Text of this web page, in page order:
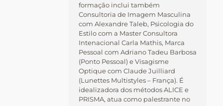
formação inclui também
Consultoria de Imagem Masculina
com Alexandre Taleb, Psicologia do
Estilo com a Master Consultora
Intenacional Carla Mathis, Marca
Pessoal com Adriano Tadeu Barbosa
(Ponto Pessoal) e Visagisme
Optique com Claude Juilliard
(Lunettes Multistyles – França). É
idealizadora dos métodos ALICE e
PRISMA, atua como palestrante no